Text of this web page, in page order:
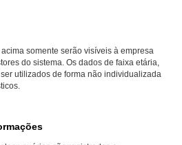
somente serão visíveis à empresa
do sistema. Os dados de faixa etária,
utilizados de forma não individualizada